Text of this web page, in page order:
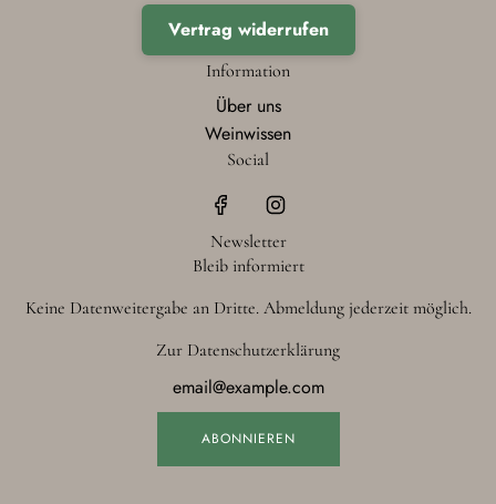
Vertrag widerrufen
Information
Über uns
Weinwissen
Social
Newsletter
Bleib informiert
Keine Datenweitergabe an Dritte. Abmeldung jederzeit möglich.
Zur Datenschutzerklärung
ABONNIEREN